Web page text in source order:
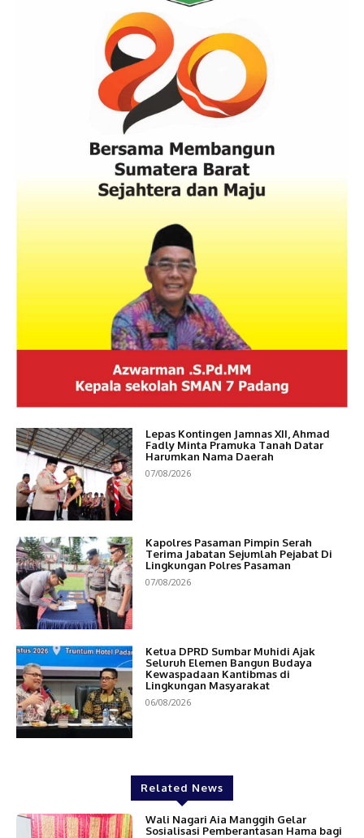
Lepas Kontingen Jamnas XII, Ahmad
Fadly Minta Pramuka Tanah Datar
Harumkan Nama Daerah
07/08/2026
Kapolres Pasaman Pimpin Serah
Terima Jabatan Sejumlah Pejabat Di
Lingkungan Polres Pasaman
07/08/2026
Ketua DPRD Sumbar Muhidi Ajak
Seluruh Elemen Bangun Budaya
Kewaspadaan Kantibmas di
Lingkungan Masyarakat
06/08/2026
Related News
Wali Nagari Aia Manggih Gelar
Sosialisasi Pemberantasan Hama bagi